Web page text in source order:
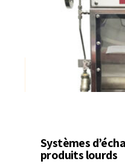
Systèmes
produits lourds